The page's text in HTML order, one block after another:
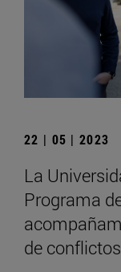
22 | 05 | 2023
La
Programa
de conflictos